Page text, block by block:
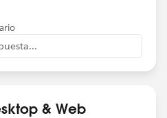
and select the best one
& Web